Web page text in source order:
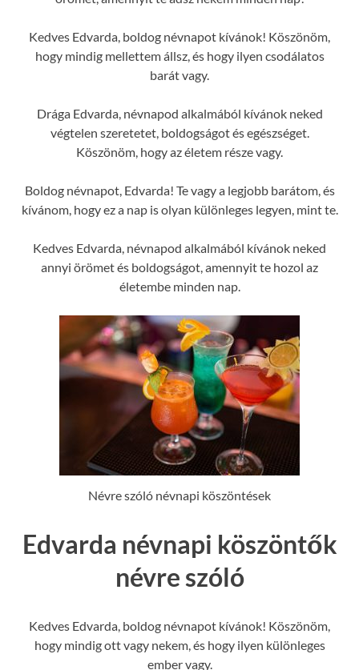
Kedves Edvarda, boldog névnapot kívánok! Köszönöm,
hogy mindig mellettem állsz, és hogy ilyen csodálatos
barát vagy.
Drága Edvarda, névnapod alkalmából kívánok neked
végtelen szeretetet, boldogságot és egészséget.
Köszönöm, hogy az életem része vagy.
Boldog névnapot, Edvarda! Te vagy a legjobb barátom, és
kívánom, hogy ez a nap is olyan különleges legyen, mint te.
Kedves Edvarda, névnapod alkalmából kívánok neked
annyi örömet és boldogságot, amennyit te hozol az
életembe minden nap.
Névre szóló névnapi köszöntések
Edvarda névnapi köszöntők
névre szóló
Kedves Edvarda, boldog névnapot kívánok! Köszönöm,
hogy mindig ott vagy nekem, és hogy ilyen különleges
ember vagy.